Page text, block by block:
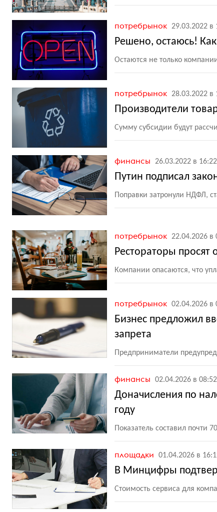
потребрынок 29.03.2022 в
Решено, остаюсь!
Остаются не только
потребрынок 28.03.2022 в
Производители
Сумму субсидии будут
финансы 26.03.2022 в 16:22
Путин подписал
Поправки затронули НДФЛ,
потребрынок 22.04.2026 в
Рестораторы просят
Компании опасаются, что
потребрынок 02.04.2026 в
Бизнес предложил
запрета
Предприниматели
финансы 02.04.2026 в 08:52
Доначисления по
году
Показатель составил почти
площадки 01.04.2026 в
В Минцифры
Стоимость сервиса для